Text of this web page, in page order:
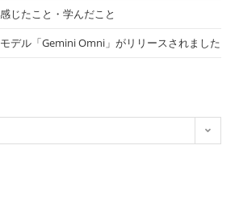
じたこと・学んだこと
デル「Gemini Omni」がリリースされました